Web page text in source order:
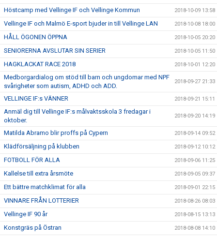
Höstcamp med Vellinge IF och Vellinge Kommun 2018-10-09 13:58
Vellinge IF och Malmö E-sport bjuder in till Vellinge LAN 2018-10-08 18:00
HÅLL ÖGONEN ÖPPNA 2018-10-05 20:20
SENIORERNA AVSLUTAR SIN SERIER 2018-10-05 11:50
HAGKLACKAT RACE 2018 2018-10-01 12:20
Medborgardialog om stöd till barn och ungdomar med NPF
svårigheter som autism, ADHD och ADD.
2018-09-27 21:33
VELLINGE IF:s VÄNNER 2018-09-21 15:11
Anmäl dig till Vellinge IF:s målvaktsskola 3 fredagar i
oktober.
2018-09-20 14:19
Matilda Abramo blir proffs på Cypern 2018-09-14 09:52
Klädförsäljning på klubben 2018-09-12 10:12
FOTBOLL FÖR ALLA 2018-09-06 11:25
Kallelse till extra årsmöte 2018-09-05 09:37
Ett bättre matchklimat för alla 2018-09-01 22:15
VINNARE FRÅN LOTTERIER 2018-08-26 08:03
Vellinge IF 90 år 2018-08-15 13:13
Konstgräs på Östran 2018-08-08 14:10